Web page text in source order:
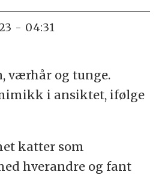
- 04:31
værhår og tunge.
i ansiktet, ifølge
katter som
hverandre og fant